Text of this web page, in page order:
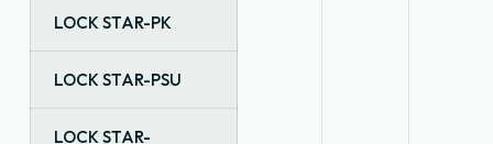
LOCK STAR-PK
LOCK STAR-PSU
LOCK STAR-